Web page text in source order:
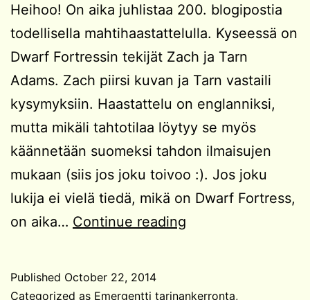
Heihoo! On aika juhlistaa 200. blogipostia
todellisella mahtihaastattelulla. Kyseessä on
Dwarf Fortressin tekijät Zach ja Tarn
Adams. Zach piirsi kuvan ja Tarn vastaili
kysymyksiin. Haastattelu on englanniksi,
mutta mikäli tahtotilaa löytyy se myös
käännetään suomeksi tahdon ilmaisujen
mukaan (siis jos joku toivoo :). Jos joku
lukija ei vielä tiedä, mikä on Dwarf Fortress,
on aika… Continue reading
&
Published October 22, 2014
Categorized as Emergentti tarinankerronta,